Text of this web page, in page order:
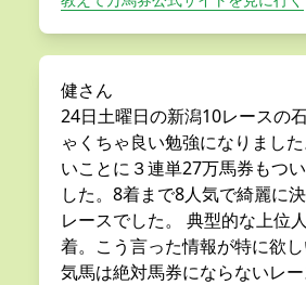
健さん
24日土曜日の新潟10レースの
ゃくちゃ良い勉強になりまし
いことに３連単27万馬券もつ
した。8着まで8人気で綺麗に
レースでした。 典型的な上位
着。こう言った情報が特に欲
気馬は絶対馬券にならないレ